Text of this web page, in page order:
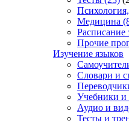
Медицина
Расписание
Прочие
Изучение языков
Словари и
Учебники и
Аудио и
Тесты и